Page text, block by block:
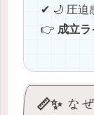
✔ 🌙 圧迫
👉 成立ラ
📏✨ な